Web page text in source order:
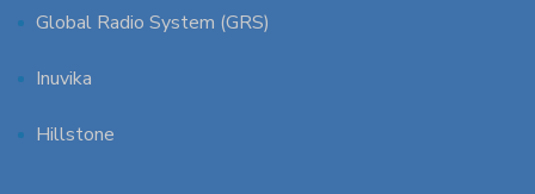
Global Radio System (GRS)
Inuvika
Hillstone